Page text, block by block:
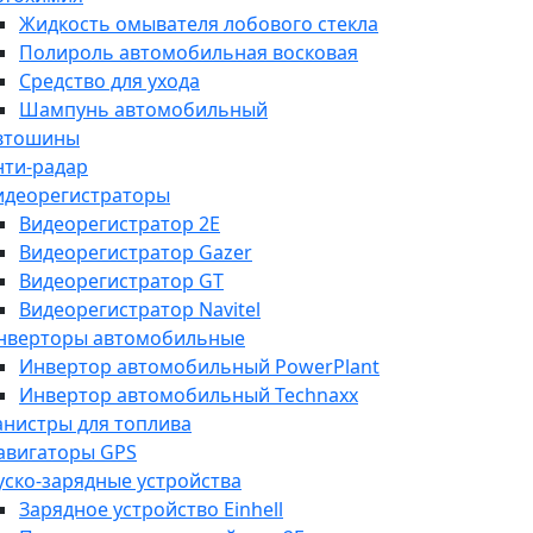
Жидкость омывателя лобового стекла
Полироль автомобильная восковая
Средство для ухода
Шампунь автомобильный
радар
Видеорегистратор 2E
Видеорегистратор Gazer
Видеорегистратор GT
Видеорегистратор Navitel
автомобильные
Инвертор автомобильный PowerPlant
Инвертор автомобильный Technaxx
для топлива
GPS
зарядные устройства
Зарядное устройство Einhell